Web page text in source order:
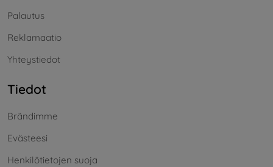
Palautus
Reklamaatio
Yhteystiedot
Tiedot
Brändimme
Evästeesi
Henkilötietojen suoja